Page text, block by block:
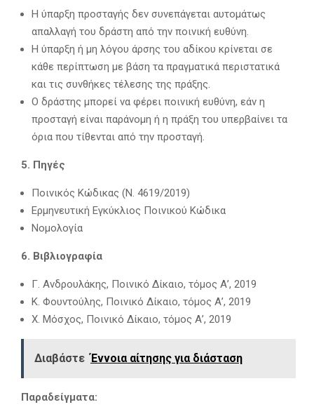
Η ύπαρξη προσταγής δεν συνεπάγεται αυτομάτως
απαλλαγή του δράστη από την ποινική ευθύνη.
Η ύπαρξη ή μη λόγου άρσης του αδίκου κρίνεται σε
κάθε περίπτωση με βάση τα πραγματικά περιστατικά
και τις συνθήκες τέλεσης της πράξης.
Ο δράστης μπορεί να φέρει ποινική ευθύνη, εάν η
προσταγή είναι παράνομη ή η πράξη του υπερβαίνει τα
όρια που τίθενται από την προσταγή.
5. Πηγές
Ποινικός Κώδικας (Ν. 4619/2019)
Ερμηνευτική Εγκύκλιος Ποινικού Κώδικα
Νομολογία
6. Βιβλιογραφία
Γ. Ανδρουλάκης, Ποινικό Δίκαιο, τόμος Α’, 2019
Κ. Φουντούλης, Ποινικό Δίκαιο, τόμος Α’, 2019
Χ. Μόσχος, Ποινικό Δίκαιο, τόμος Α’, 2019
Διαβάστε Έννοια αίτησης για διάσταση
Παραδείγματα: